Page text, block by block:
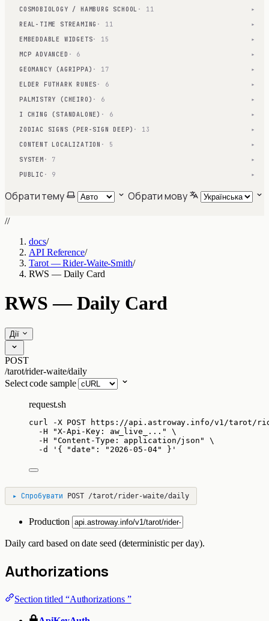
COSMOBIOLOGY / HAMBURG SCHOOL · 11 ▾
REAL-TIME STREAMING · 11 ▾
EMBEDDABLE WIDGETS· 15 ▾
MCP ADVANCED · 6 ▾
GEOMANCY (AGRIPPA) · 17 ▾
ELDER FUTHARK RUNES · 6 ▾
PALMISTRY (CHEIRO) · 6 ▾
I CHING (STANDALONE) · 6 ▾
ZODIAC SIGNS (PER-SIGN DEEP) · 13 ▾
CONTENT LOCALIZATION · 5 ▾
SYSTEM · 7 ▾
PUBLIC · 9 ▾
Обрати тему Обрати мову
//
docs/
API Reference/
Tarot — Rider-Waite-Smith/
RWS — Daily Card
RWS — Daily Card
Дії
POST
/tarot/rider-waite/daily
Select code sample
request.sh
curl -X POST
https://api.astroway.info/v1/tarot/
-H
"X-Api-Key: aw_live_... "
\
-H
"Content-Type: application/json "
\
-d
' { "date": "2026-05-04" } '
▸ Спробувати POST /tarot/rider-waite/daily
Production
Daily card based on date seed (deterministic per day).
Authorizations
Section titled “Authorizations ”